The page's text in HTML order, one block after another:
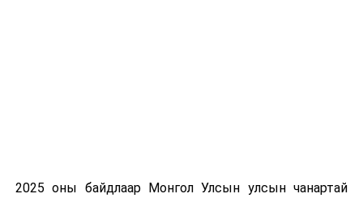
2025 оны байдлаар Монгол Улсын улсын чанартай